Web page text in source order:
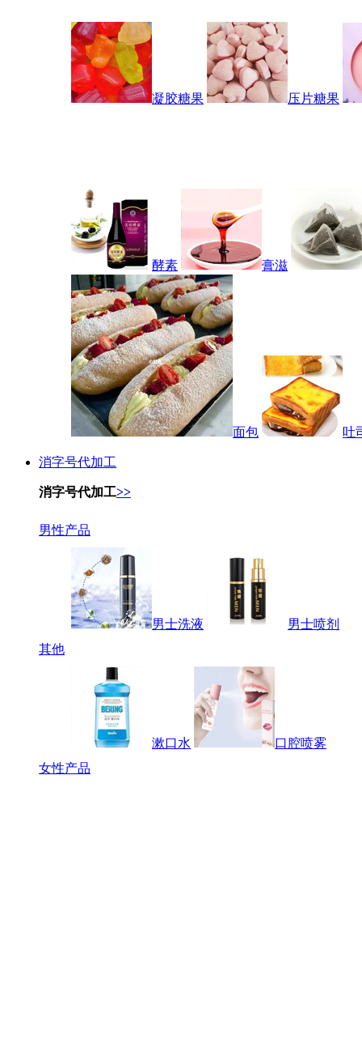
凝胶糖果 压片糖果
酵素 膏滋
面包 吐
消字号代加工
消字号代加工>>
男性产品
男士洗液
男士喷剂
其他
漱口水
口腔喷雾
女性产品